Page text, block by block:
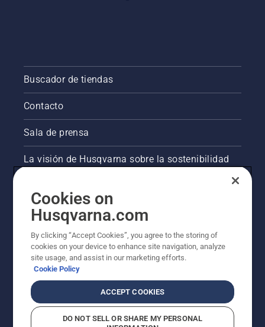
Buscador de tiendas
Contacto
Sala de prensa
La visión de Husqvarna sobre la sostenibilidad
Otros sitios de Husqvarna
Cookies on
Husqvarna.com
By clicking “Accept Cookies”, you agree to the storing of
cookies on your device to enhance site navigation, analyze
site usage, and assist in our marketing efforts.
Cookie Policy
ACCEPT COOKIES
DO NOT SELL OR SHARE MY PERSONAL